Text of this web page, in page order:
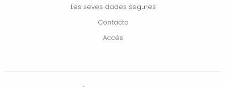
Les seves dades segures
Contacta
Accés